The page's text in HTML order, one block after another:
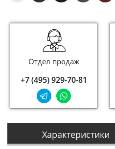
Отдел продаж
+7 (495) 929-70-81
Характеристики